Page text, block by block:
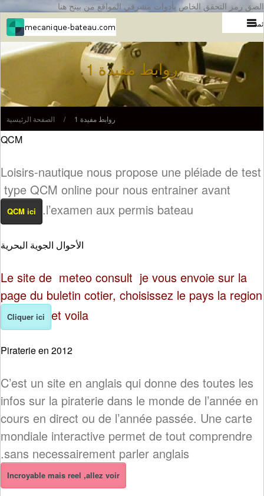
الصق رمز التحقق الخاص بأدوات مشرفي المواقع من بينج هنا
روابط مفيدة 1
الصفحة الرئيسية / روابط مفيدة 1
QCM
Loisirs-nautique nous propose une pléiade de test
type QCM online pour nous entrainer avant
l’examen aux permis bateau.
QCM ici
الأحوال الجوية البحرية
Le site de meteo consult je vous envoie sur la
page du buletin cotier, choisissez le pays la region
et voila
Cliquer ici
Piraterie en 2012
C’est un site en anglais qui donne des toutes les
infos sur la piraterie dans le monde de l’année en
cours en direct ou de l’année passée. Une carte
mondiale interactive permet de tout comprendre
sans necessairement parler anglais.
Incroyable mais reel ,allez voir